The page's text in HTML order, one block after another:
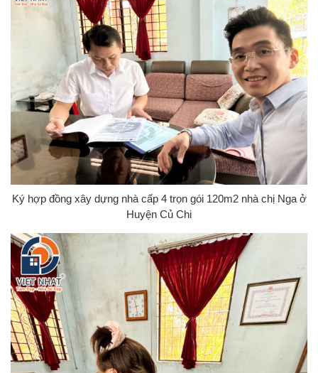
Ký hợp đồng xây dựng nhà cấp 4 trọn gói 120m2 nhà chị Nga ở
Huyện Củ Chi